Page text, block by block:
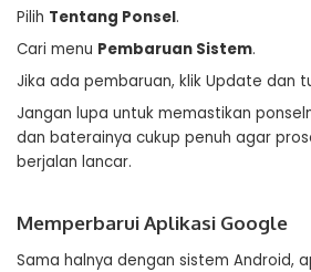
Pilih Tentang Ponsel.
Cari menu Pembaruan Sistem.
Jika ada pembaruan, klik Update dan
Jangan lupa untuk memastikan
dan baterainya cukup penuh agar
berjalan lancar.
Memperbarui Aplikasi Google
Sama halnya dengan sistem Android,